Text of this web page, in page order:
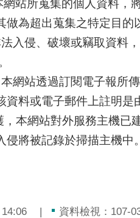
站所蒐集的個人資料，
為超出蒐集之特定目的
入侵、破壞或竊取資
網站透過訂閱電子報
料或電子郵件上註明是
本網站對外服務主機
將被記錄於掃描主機
資料檢視：107-